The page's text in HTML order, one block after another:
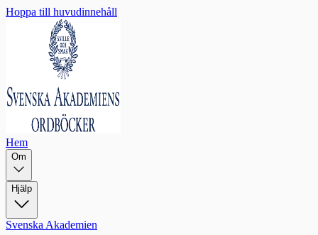
Hoppa till huvudinnehåll
Hem
Om
Hjälp
Svenska Akademien